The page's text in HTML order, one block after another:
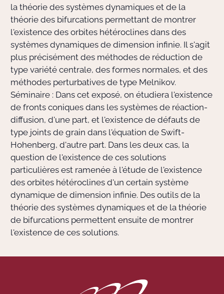
la théorie des systèmes dynamiques et de la
théorie des bifurcations permettant de montrer
l'existence des orbites hétéroclines dans des
systèmes dynamiques de dimension infinie. Il s'agit
plus précisément des méthodes de réduction de
type variété centrale, des formes normales, et des
méthodes perturbatives de type Melnikov.
Séminaire : Dans cet exposé, on étudiera l'existence
de fronts coniques dans les systèmes de réaction-
diffusion, d'une part, et l'existence de défauts de
type joints de grain dans l'équation de Swift-
Hohenberg, d'autre part. Dans les deux cas, la
question de l'existence de ces solutions
particulières est ramenée à l'étude de l'existence
des orbites hétéroclines d'un certain système
dynamique de dimension infinie. Des outils de la
théorie des systèmes dynamiques et de la théorie
de bifurcations permettent ensuite de montrer
l'existence de ces solutions.